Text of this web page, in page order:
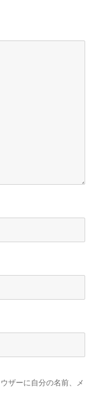
ザーに自分の名前、メ